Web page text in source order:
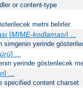
or content-type
metni belirler.
[MIME-kodlaması] ...
simgenin yerinde
] ...
yerinde gösterilecek
] ...
specified content charset